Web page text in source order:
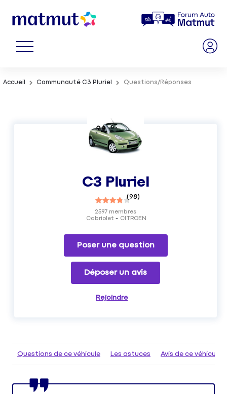
Accueil Communauté C3 Pluriel Questions/Réponses
C3 Pluriel
(98)
Cabriolet CITROEN
2597 membres
Poser une question
Déposer un avis
Rejoindre
Questions de ce véhicule Les astuces Avis de ce véhicule